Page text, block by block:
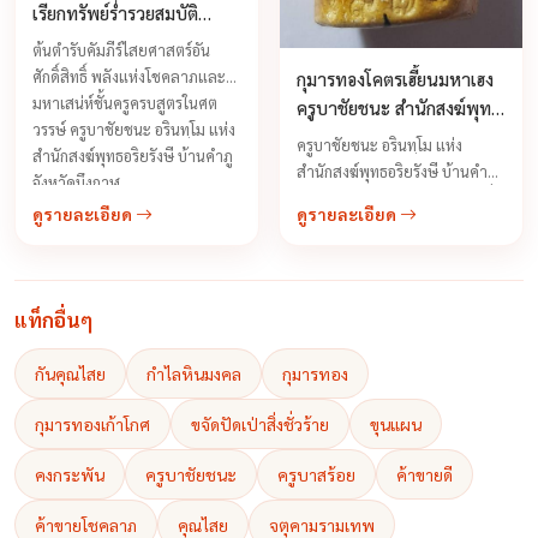
เรียกทรัพย์ร่ำรวยสมบัติ
ครูบาชัยชนะ ปี 2557
ต้นตำรับคัมภีร์ไสยศาสตร์อัน
ศักดิ์สิทธิ์ พลังแห่งโชคลาภและ
มหาเสน่ห์ชั้นครูครบสูตรในศต
วรรษ์ ครูบาชัยชนะ อรินทฺโม แห่ง
สำนักสงฆ์พุทธอริยรังษี บ้านคำภู
จังหวัดบึงกาฬ ...
ดูรายละเอียด
กุมารทองโคตรเฮี้ยนมหาเฮง
ครูบาชัยชนะ สำนักสงฆ์พุทธ
อริยรังสี บ้านคำภู จ.บึงกาฬ
ครูบาชัยชนะ อรินทฺโม แห่ง
สำนักสงฆ์พุทธอริยรังษี บ้านคำภู
เวทย์มนต์เป็นเลิศ นอกจากครูบา
เวทยาคมต่างๆของสำนักอื่น
และเป็นอาจารย์ฆาราวาสจอม
ขมังเวทย์
ดูรายละเอียด
แท็กอื่นๆ
กันคุณไสย กำไลหินมงคล กุมารทอง
กุมารทองเก้าโกศ ขจัดปัดเป่าสิ่งชั่วร้าย ขุนแผน
คงกระพัน ครูบาชัยชนะ ครูบาสร้อย ค้าขายดี
ค้าขายโชคลาภ คุณไสย จตุคามรามเทพ